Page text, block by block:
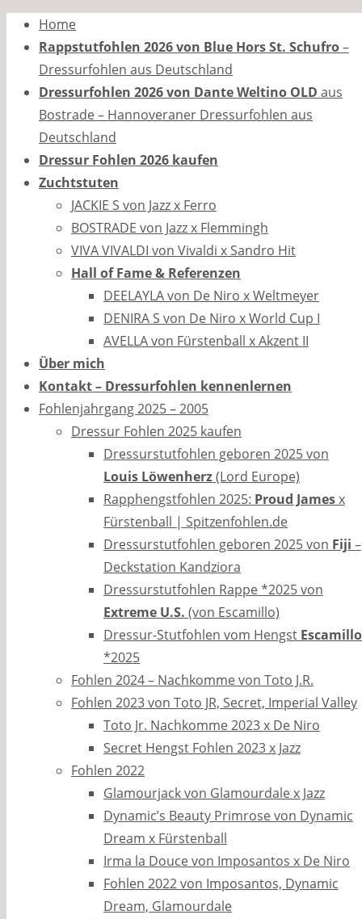
Zum
Inhalt
springen
Home
Rappstutfohlen 2026 von Blue Hors St. Schufro–
Dressurfohlen aus Deutschland
Dressurfohlen 2026 von Dante Weltino OLD aus
Bostrade – Hannoveraner Dressurfohlen aus
Deutschland
Dressur Fohlen 2026 kaufen
Zuchtstuten
JACKIE S von Jazz x Ferro
BOSTRADE von Jazz x Flemmingh
VIVA VIVALDI von Vivaldi x Sandro Hit
Hall of Fame & Referenzen
DEELAYLA von De Niro x Weltmeyer
DENIRA S von De Niro x World Cup I
AVELLA von Fürstenball x Akzent II
Über mich
Kontakt – Dressurfohlen kennenlernen
Fohlenjahrgang 2025 – 2005
Dressur Fohlen 2025 kaufen
Dressurstutfohlen geboren 2025 von
Louis Löwenherz(Lord Europe)
Rapphengstfohlen 2025: Proud Jamesx
Fürstenball | Spitzenfohlen.de
Dressurstutfohlen geboren 2025 von Fiji –
Deckstation Kandziora
Dressurstutfohlen Rappe *2025 von
Extreme U.S. (von Escamillo)
Dressur-Stutfohlen vom Hengst Escamillo
*2025
Fohlen 2024 – Nachkomme von Toto J.R.
Fohlen 2023 von Toto JR, Secret, Imperial Valley
Toto Jr. Nachkomme 2023 x De Niro
Secret Hengst Fohlen 2023 x Jazz
Fohlen 2022
Glamourjack von Glamourdale x Jazz
Dynamic’s Beauty Primrose von Dynamic
Dream x Fürstenball
Irma la Douce von Imposantos x De Niro
Fohlen 2022 von Imposantos, Dynamic
Dream, Glamourdale